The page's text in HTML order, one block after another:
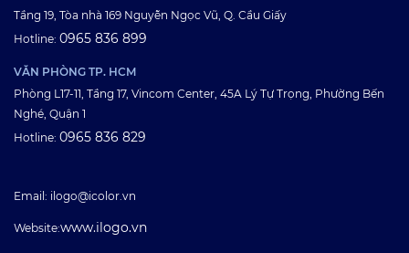
Tầng 19, Tòa nhà 169 Nguyễn Ngọc Vũ, Q. Cầu Giấy
Hotline: 0965 836 899
VĂN PHÒNG TP. HCM
Phòng L17-11, Tầng 17, Vincom Center, 45A Lý Tự Trọng, Phường Bến
Nghé, Quận 1
Hotline: 0965 836 829
Email: ilogo@icolor.vn
Website:www.ilogo.vn